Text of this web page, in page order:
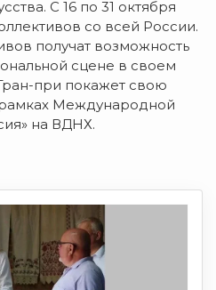
С 16 по 31 октября
со всей России.
получат возможность
сцене в своем
при покажет свою
Международной
на ВДНХ.